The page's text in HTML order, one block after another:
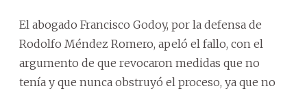
El abogado Francisco Godoy, por la defensa de
Rodolfo Méndez Romero, apeló el fallo, con el
argumento de que revocaron medidas que no
tenía y que nunca obstruyó el proceso, ya que no